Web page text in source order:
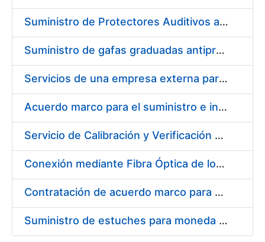
Suministro de Protectores Auditivos a medida para las personas trabajadoras de los Centros de Trabajo de Madrid y Burgos
Suministro de gafas graduadas antiproyecciones para los trabajadores de la FNMT-RCM en los centros de trabajo de Madrid y Burgos
Servicios de una empresa externa para el asesoramiento y resolución de los recursos de alzada que se presentan relacionados con procesos de selección para la FNMT-RCM
Acuerdo marco para el suministro e instalación de persianas, estores y otros complementos
Servicio de Calibración y Verificación Externa de los Equipos de Medición del Servicio de Prevención de la FNMT-RCM
Conexión mediante Fibra Óptica de los Centros de Proceso de Datos (CPDs) de las sedes de la FNMT-RCM de Burgos y Madrid
Contratación de acuerdo marco para el Suministro de Material de Electricidad para la Fábrica Nacional de Moneda y Timbre-Real Casa de la Moneda en su centro de trabajo de Burgos
Suministro de estuches para moneda de 30 €